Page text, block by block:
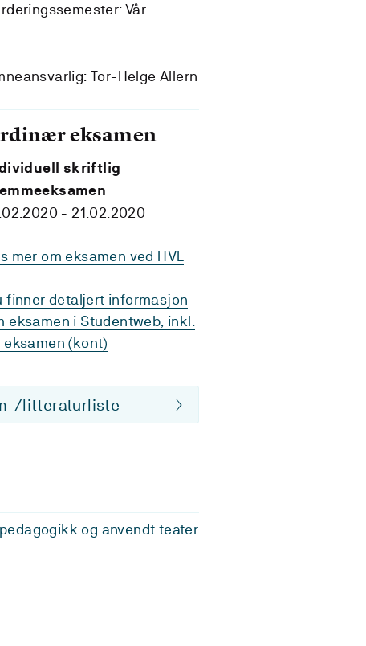
Vår
Tor-Helge Allern
eksamen
skriftlig
- 21.02.2020
mer om eksamen ved HVL
finner detaljert informasjon
eksamen i Studentweb, inkl.
eksamen (kont)
litteraturliste
og anvendt teater